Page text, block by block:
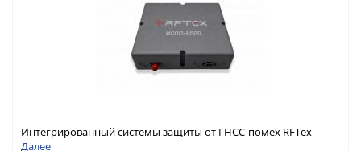
Интегрированный системы защиты от ГНСС-помех RFТех
ИСПП 8500
Далее